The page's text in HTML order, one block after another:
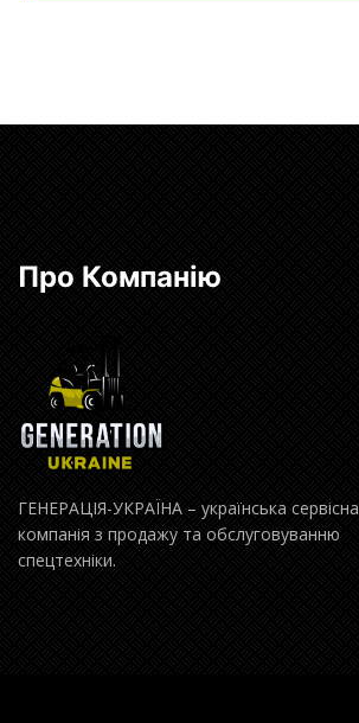
Про Компанію
ГЕНЕРАЦІЯ-УКРАЇНА – українська сервісна
компанія з продажу та обслуговуванню
спецтехніки.